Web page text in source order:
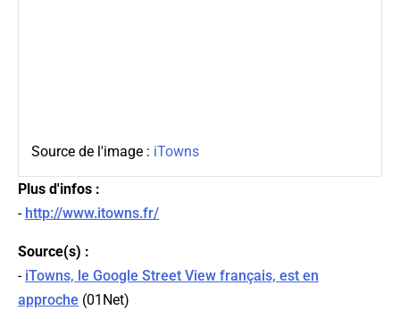
Source de l'image : iTowns
Plus d'infos :
- http://www.itowns.fr/
Source(s) :
- iTowns, le Google Street View français, est en
approche (01Net)